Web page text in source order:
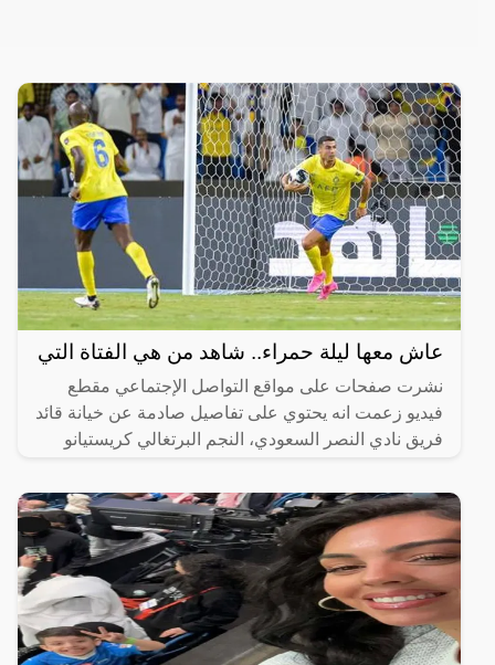
عاش معها ليلة حمراء.. شاهد من هي الفتاة التي
نشرت صفحات على مواقع التواصل الإجتماعي مقطع
فيديو زعمت انه يحتوي على تفاصيل صادمة عن خيانة قائد
فريق نادي النصر السعودي، النجم البرتغالي كريستيانو